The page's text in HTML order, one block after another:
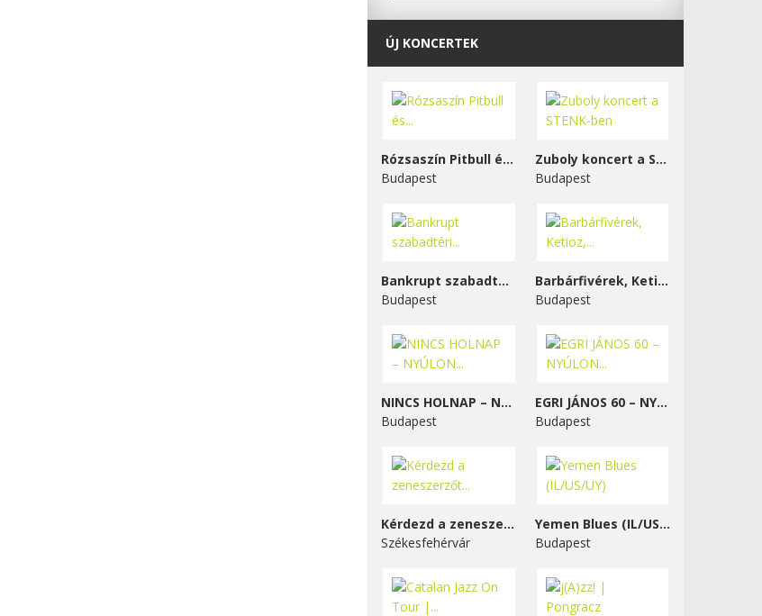
ÚJ KONCERTEK
Rózsaszín Pitbull és...
Budapest
Zuboly koncert a STENK-ben
Budapest
Bankrupt szabadtéri...
Budapest
Barbárfivérek, Ketioz,...
Budapest
NINCS HOLNAP – NYÚLON...
Budapest
EGRI JÁNOS 60 – NYÚLON...
Budapest
Kérdezd a zeneszerzőt...
Székesfehérvár
Yemen Blues (IL/US/UY)
Budapest